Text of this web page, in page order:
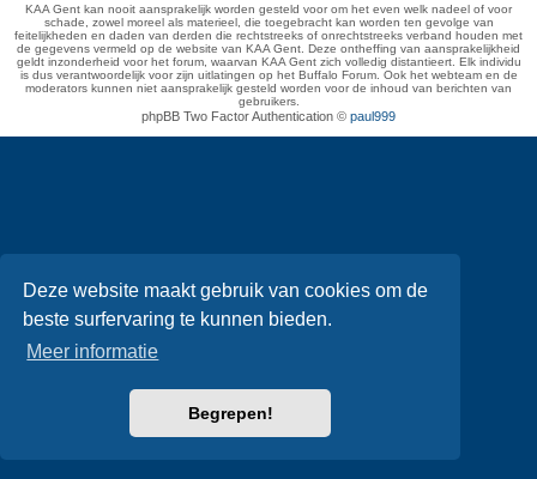
Deze website maakt gebruik van cookies om de
beste surfervaring te kunnen bieden.
Meer informatie
Begrepen!
KAA Gent kan nooit aansprakelijk worden gesteld voor om het even welk nadeel of voor
schade, zowel moreel als materieel, die toegebracht kan worden ten gevolge van
feitelijkheden en daden van derden die rechtstreeks of onrechtstreeks verband houden met
de gegevens vermeld op de website van KAA Gent. Deze ontheffing van aansprakelijkheid
geldt inzonderheid voor het forum, waarvan KAA Gent zich volledig distantieert. Elk individu
is dus verantwoordelijk voor zijn uitlatingen op het Buffalo Forum. Ook het webteam en de
moderators kunnen niet aansprakelijk gesteld worden voor de inhoud van berichten van
gebruikers.
phpBB Two Factor Authentication © paul999